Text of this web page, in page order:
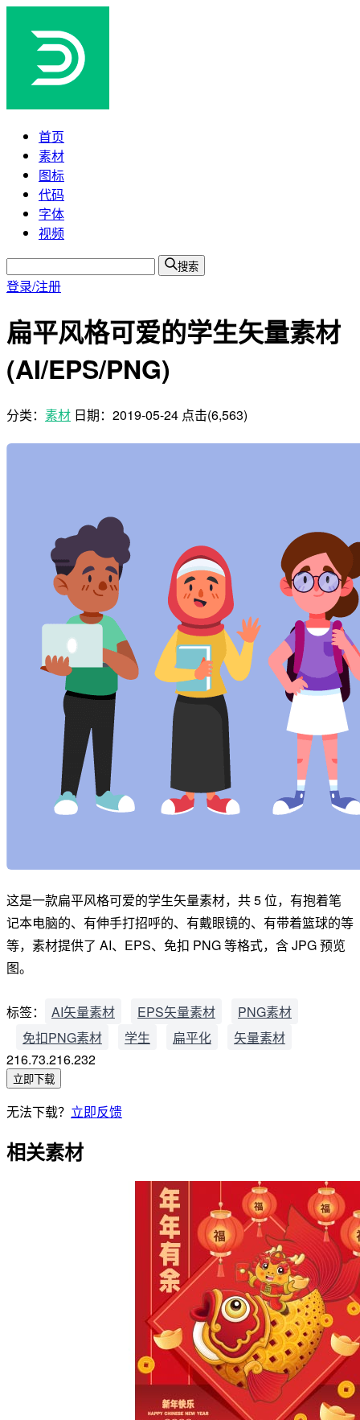
首页
素材
图标
代码
字体
视频
搜索
登录/注册
扁平风格可爱的学生矢量素材
(AI/EPS/PNG)
分类： 素材 日期： 2019-05-24 点击(6,563)
这是一款扁平风格可爱的学生矢量素材，共 5 位，有抱着笔
记本电脑的、有伸手打招呼的、有戴眼镜的、有带着篮球的等
等，素材提供了 AI、EPS、免扣 PNG 等格式，含 JPG 预览
图。
标签： AI矢量素材 EPS矢量素材
PNG素材
免扣PNG素材
学生 扁平化
矢量素材
216.73.216.232
立即下载
无法下载？ 立即反馈
相关素材